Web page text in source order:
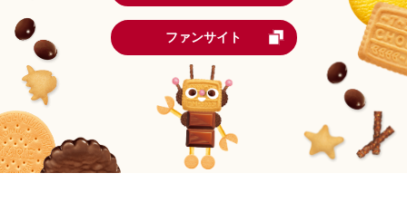
ファンサイト